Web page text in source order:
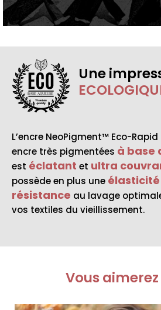
BASE AQUEUSE
Une
L’encre NeoPigment™ Eco-
encre très pigmentées à base
est éclatant et ultra
possède en plus une élasticité
résistance au lavage
vos textiles du vieillissement.
Vous